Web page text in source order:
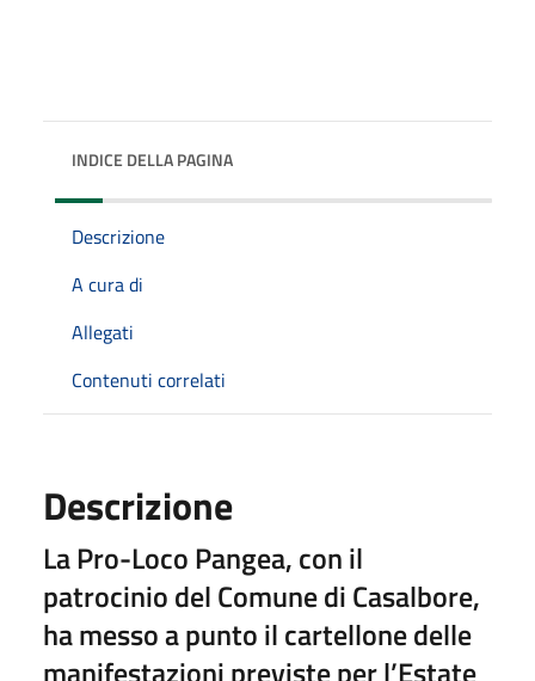
INDICE DELLA PAGINA
Descrizione
A cura di
Allegati
Contenuti correlati
Descrizione
La Pro-Loco Pangea, con il
patrocinio del Comune di Casalbore,
ha messo a punto il cartellone delle
manifestazioni previste per l’Estate